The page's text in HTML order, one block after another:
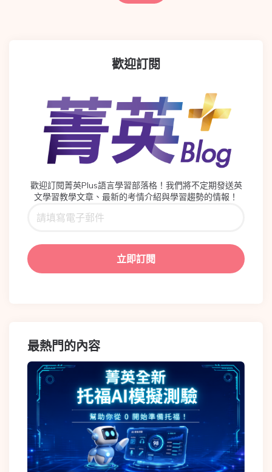
歡迎訂閱
歡迎訂閱菁英Plus語言學習部落格！我們將不定期發送英
文學習教學文章、最新的考情介紹與學習趨勢的情報！
最熱門的內容